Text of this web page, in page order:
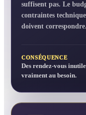
suffisent pas. Le
contraintes
doivent correspondre.
CONSÉQUENCE
Des rendez-vous
vraiment au besoin.